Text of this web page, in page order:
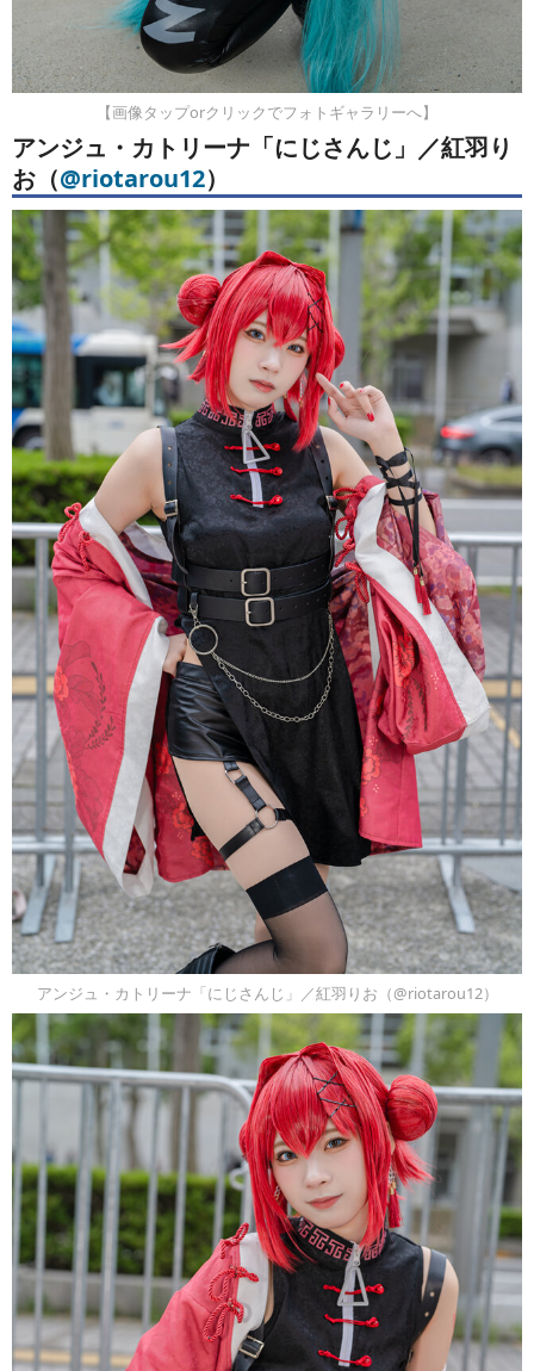
【画像タップorクリックでフォトギャラリーへ】
アンジュ・カトリーナ「にじさんじ」／紅羽り
お （@riotarou12）
アンジュ・カトリーナ「にじさんじ」／紅羽りお（@riotarou12）